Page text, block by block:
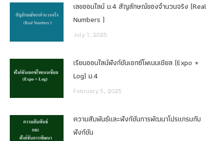
เลขออนไลน์ ม.4 สัญลักษณ์ของจำนวนจริง (Real
Numbers )
July 1, 2025
เรียนออนไลน์ฟังก์ชันเอกซ์โพเนนเชียล (Expo +
Log) ม.4
February 5, 2025
ความสัมพันธ์และฟังก์ชันการพัฒนาโปรแกรมกับ
ฟังก์ชัน